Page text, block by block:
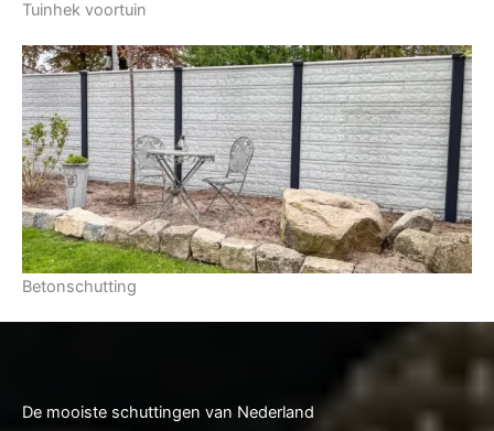
Tuinhek voortuin
Betonschutting
De mooiste schuttingen van Nederland